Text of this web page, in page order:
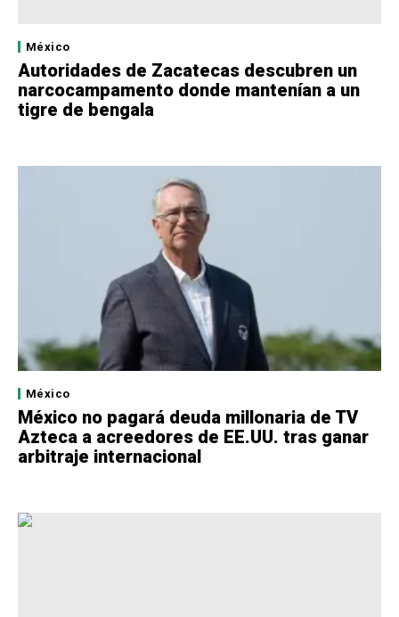
México
Autoridades de Zacatecas descubren un
narcocampamento donde mantenían a un
tigre de bengala
México
México no pagará deuda millonaria de TV
Azteca a acreedores de EE.UU. tras ganar
arbitraje internacional